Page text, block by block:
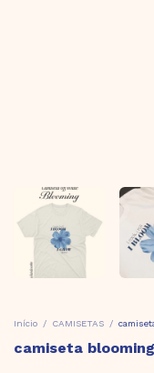
Início / CAMISETAS /
camiseta